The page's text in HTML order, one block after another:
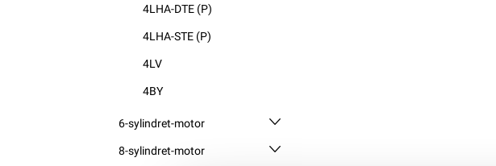
4LHA-DTE (P)
4LHA-STE (P)
4LV
4BY
6-sylindret-motor
8-sylindret-motor